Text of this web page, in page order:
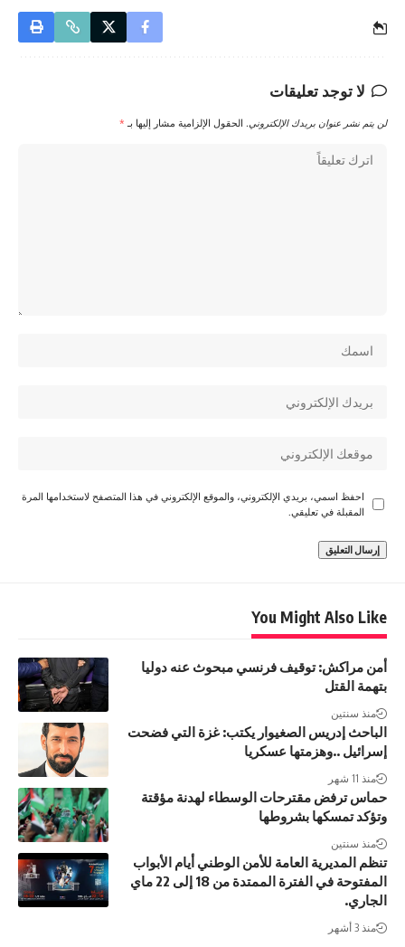
لا توجد تعليقات
لن يتم نشر عنوان بريدك الإلكتروني. الحقول الإلزامية مشار إليها بـ *
احفظ اسمي، بريدي الإلكتروني، والموقع الإلكتروني في هذا المتصفح لاستخدامها المرة
المقبلة في تعليقي.
You Might Also Like
أمن مراكش: توقيف فرنسي مبحوث عنه دوليا
بتهمة القتل
منذ سنتين
الباحث إدريس الصغيوار يكتب: غزة التي فضحت
إسرائيل ..وهزمتها عسكريا
منذ 11 شهر
حماس ترفض مقترحات الوسطاء لهدنة مؤقتة
وتؤكد تمسكها بشروطها
منذ سنتين
تنظم المديرية العامة للأمن الوطني أيام الأبواب
المفتوحة في الفترة الممتدة من 18 إلى 22 ماي
الجاري.
منذ 3 أشهر